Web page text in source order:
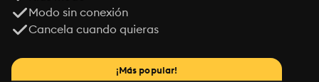
Modo sin conexión
Cancela cuando quieras
¡Más popular!